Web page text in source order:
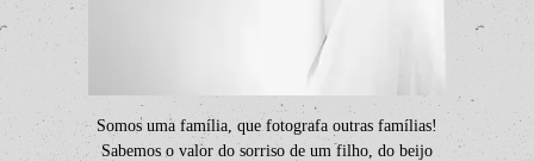
Somos uma família, que fotografa outras famílias!
Sabemos o valor do sorriso de um filho, do beijo